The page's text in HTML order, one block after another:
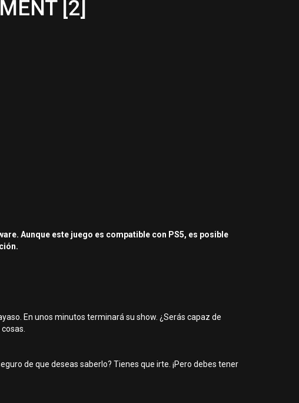
[2]
Aunque este juego es compatible con PS5, es posible
En unos minutos terminará su show. ¿Serás capaz de
de que deseas saberlo? Tienes que irte. ¡Pero debes tener